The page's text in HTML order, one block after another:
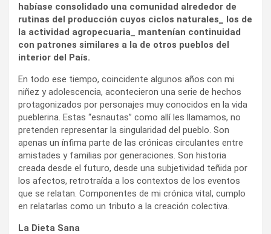
habíase consolidado una comunidad alrededor de
rutinas del producción cuyos ciclos naturales_ los de
la actividad agropecuaria_ mantenían continuidad
con patrones similares a la de otros pueblos del
interior del País.
En todo ese tiempo, coincidente algunos años con mi
niñez y adolescencia, acontecieron una serie de hechos
protagonizados por personajes muy conocidos en la vida
pueblerina. Estas “esnautas” como allí les llamamos, no
pretenden representar la singularidad del pueblo. Son
apenas un ínfima parte de las crónicas circulantes entre
amistades y familias por generaciones. Son historia
creada desde el futuro, desde una subjetividad teñida por
los afectos, retrotraída a los contextos de los eventos
que se relatan. Componentes de mi crónica vital, cumplo
en relatarlas como un tributo a la creación colectiva.
La Dieta Sana